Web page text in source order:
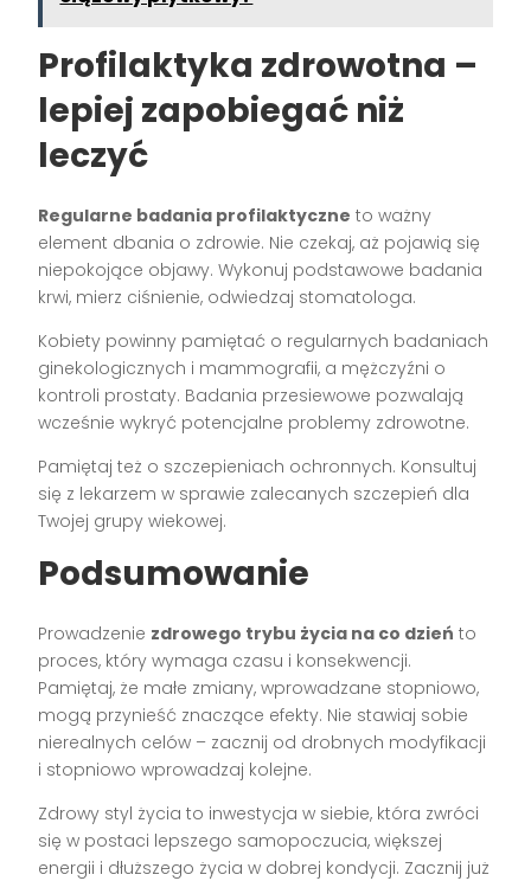
Profilaktyka zdrowotna –
lepiej zapobiegać niż
leczyć
Regularne badania profilaktyczne to ważny
element dbania o zdrowie. Nie czekaj, aż pojawią się
niepokojące objawy. Wykonuj podstawowe badania
krwi, mierz ciśnienie, odwiedzaj stomatologa.
Kobiety powinny pamiętać o regularnych badaniach
ginekologicznych i mammografii, a mężczyźni o
kontroli prostaty. Badania przesiewowe pozwalają
wcześnie wykryć potencjalne problemy zdrowotne.
Pamiętaj też o szczepieniach ochronnych. Konsultuj
się z lekarzem w sprawie zalecanych szczepień dla
Twojej grupy wiekowej.
Podsumowanie
Prowadzenie zdrowego trybu życia na co dzień to
proces, który wymaga czasu i konsekwencji.
Pamiętaj, że małe zmiany, wprowadzane stopniowo,
mogą przynieść znaczące efekty. Nie stawiaj sobie
nierealnych celów – zacznij od drobnych modyfikacji
i stopniowo wprowadzaj kolejne.
Zdrowy styl życia to inwestycja w siebie, która zwróci
się w postaci lepszego samopoczucia, większej
energii i dłuższego życia w dobrej kondycji. Zacznij już